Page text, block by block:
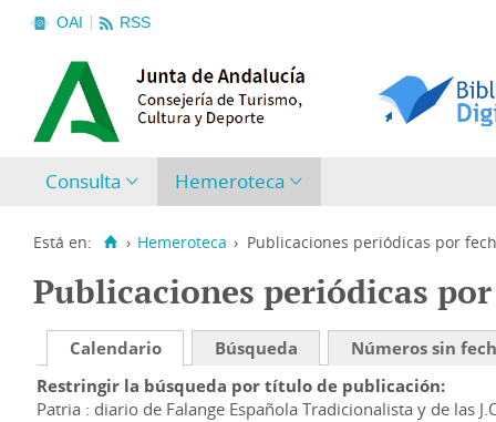
OAI RSS
Consulta Hemeroteca
Está en: › Hemeroteca › Publicaciones periódicas por
Publicaciones periódicas
Calendario Búsqueda
Números sin
Restringir la búsqueda por título de publicación
Patria : diario de Falange Española Tradicionalista y de las